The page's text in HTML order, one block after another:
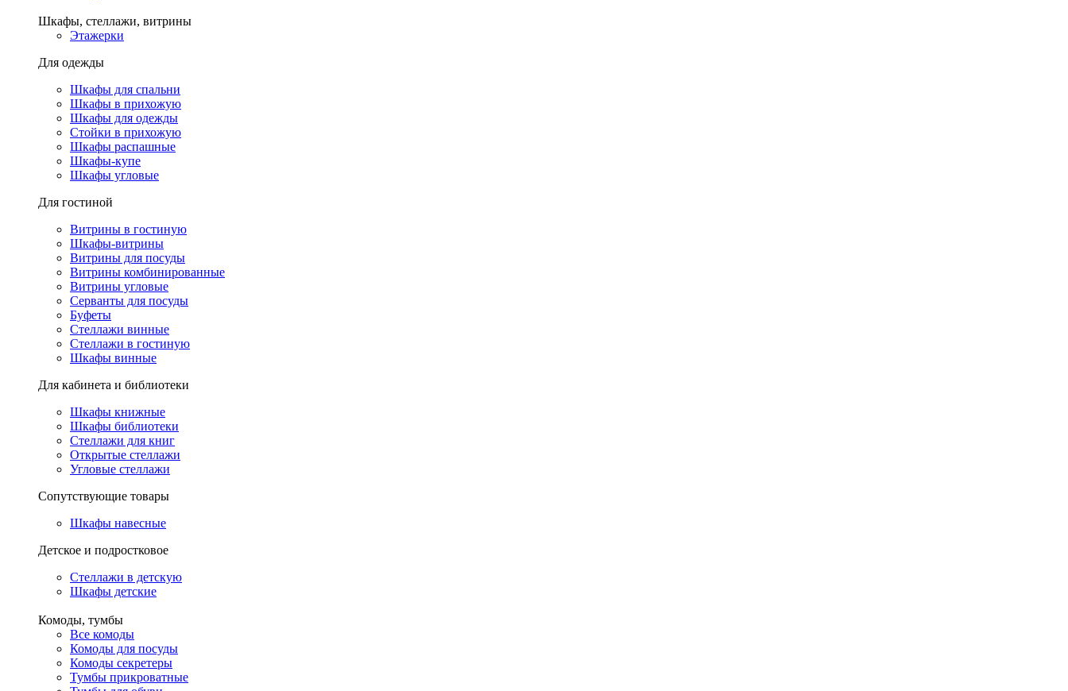
Шкафы, стеллажи, витрины
Этажерки
Для одежды
Шкафы для спальни
Шкафы в прихожую
Шкафы для одежды
Стойки в прихожую
Шкафы распашные
Шкафы-купе
Шкафы угловые
Для гостиной
Витрины в гостиную
Шкафы-витрины
Витрины для посуды
Витрины комбинированные
Витрины угловые
Серванты для посуды
Буфеты
Стеллажи винные
Стеллажи в гостиную
Шкафы винные
Для кабинета и библиотеки
Шкафы книжные
Шкафы библиотеки
Стеллажи для книг
Открытые стеллажи
Угловые стеллажи
Сопутствующие товары
Шкафы навесные
Детское и подростковое
Стеллажи в детскую
Шкафы детские
Комоды, тумбы
Все комоды
Комоды для посуды
Комоды секретеры
Тумбы прикроватные